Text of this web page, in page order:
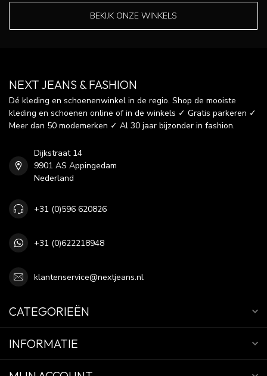
BEKIJK ONZE WINKELS
NEXT JEANS & FASHION
Dé kleding en schoenenwinkel in de regio. Shop de mooiste
kleding en schoenen online of in de winkels ✓ Gratis parkeren ✓
Meer dan 50 modemerken ✓ Al 30 jaar bijzonder in fashion.
Dijkstraat 14
9901 AS Appingedam
Nederland
+31 (0)596 620826
+31 (0)622218948
klantenservice@nextjeans.nl
CATEGORIEËN
INFORMATIE